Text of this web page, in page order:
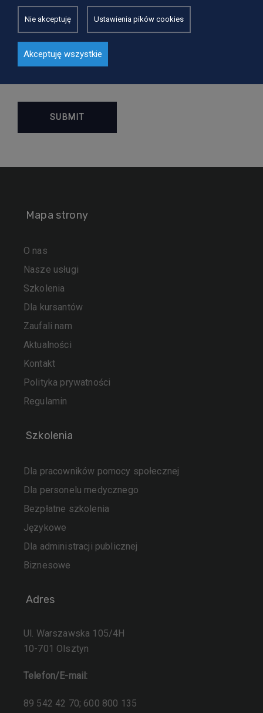
Mapa strony
O nas
Nasze usługi
Szkolenia
Dla kursantów
Zaufali nam
Aktualności
Kontakt
Polityka prywatności
Regulamin
Szkolenia
Dla pracowników pomocy społecznej
Dla personelu medycznego
Bezpłatne szkolenia
Językowe
Dla administracji publicznej
Biznesowe
Adres
Ul. Warszawska 105/4H
10-701 Olsztyn
Telefon/E-mail:
89 542 42 70; 600 800 135
Nie akceptuję Ustawienia pików cookies
Akceptuję wszystkie